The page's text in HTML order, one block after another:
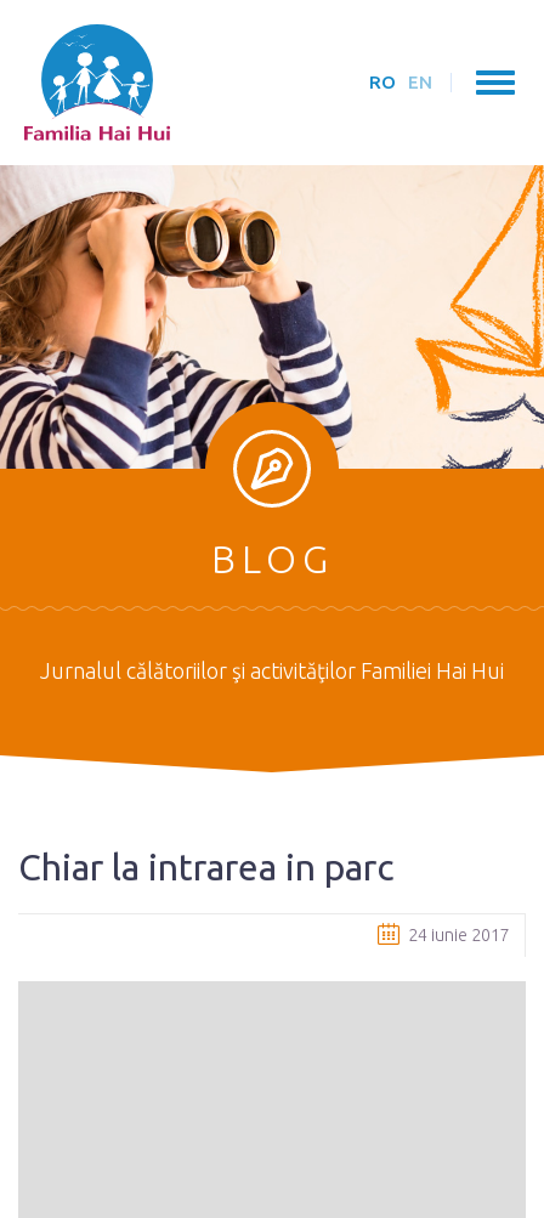
RO EN
BLOG
Jurnalul călătoriilor şi activităţilor Familiei Hai Hui
Chiar la intrarea in parc
24 iunie 2017